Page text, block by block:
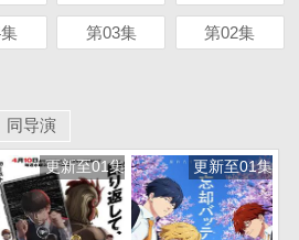
第03集 第02集
同导演
更新至01集 更新至01集